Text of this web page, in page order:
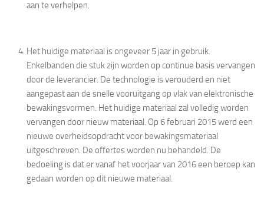
aan te verhelpen.
Het huidige materiaal is ongeveer 5 jaar in gebruik.
Enkelbanden die stuk zijn worden op continue basis vervangen
door de leverancier. De technologie is verouderd en niet
aangepast aan de snelle vooruitgang op vlak van elektronische
bewakingsvormen. Het huidige materiaal zal volledig worden
vervangen door nieuw materiaal. Op 6 februari 2015 werd een
nieuwe overheidsopdracht voor bewakingsmateriaal
uitgeschreven. De offertes worden nu behandeld. De
bedoeling is dat er vanaf het voorjaar van 2016 een beroep kan
gedaan worden op dit nieuwe materiaal.